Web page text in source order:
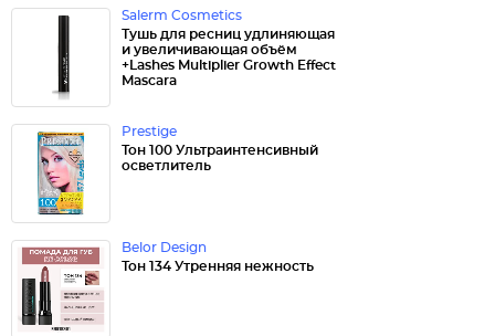
Salerm Cosmetics
Тушь для ресниц удлиняющая
и увеличивающая объём
+Lashes Multiplier Growth Effect
Mascara
Prestige
Тон 100 Ультраинтенсивный
осветлитель
Belor Design
Тон 134 Утренняя нежность